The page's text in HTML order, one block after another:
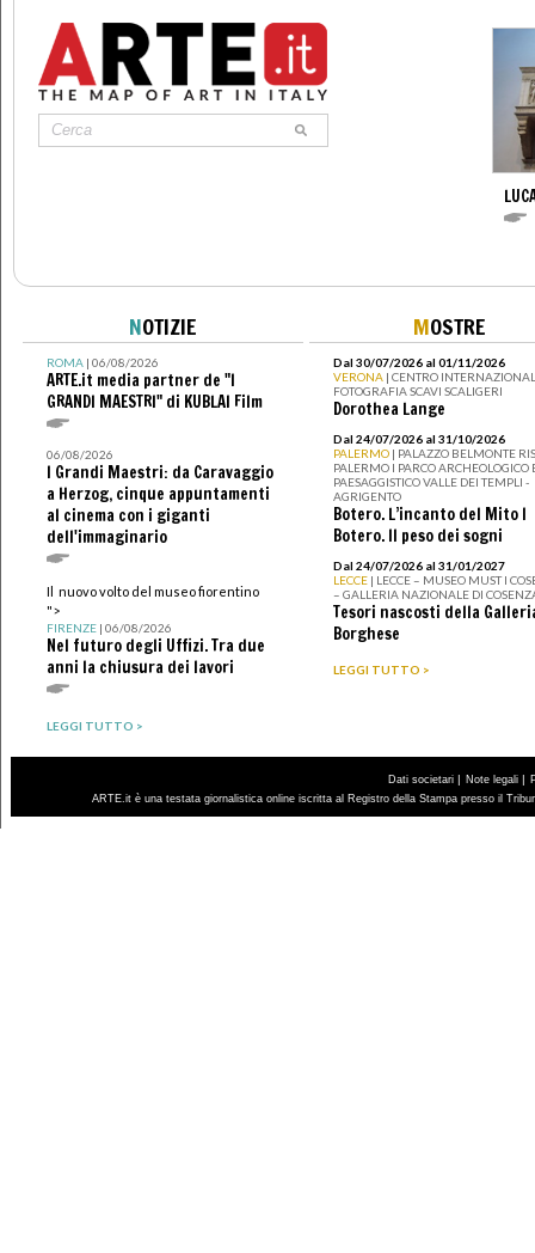
NOTIZIE
ROMA| 06/08/2026
ARTE.it media partner de "I
GRANDI MAESTRI" di KUBLAI Film
06/08/2026
I Grandi Maestri: da Caravaggio
a Herzog, cinque appuntamenti
al cinema con i giganti
dell'immaginario
Il nuovo volto del museo fiorentino
">
FIRENZE| 06/08/2026
Nel futuro degli Uffizi. Tra due
anni la chiusura dei lavori
LEGGI TUTTO >
MOSTRE
Dal 30/07/2026 al 01/11/2026
VERONA | CENTRO
FOTOGRAFIA SCAVI SCALIGERI
Dorothea Lange
Dal 24/07/2026 al 31/10/2026
PALERMO | PALAZZO BELMONTE
PALERMO I PARCO ARCHEOLOGICO
PAESAGGISTICO VALLE DEI TEMPLI -
AGRIGENTO
Botero. L’incanto del Mito I
Botero. Il peso dei sogni
Dal 24/07/2026 al 31/01/2027
LECCE | LECCE – MUSEO MUST I
– GALLERIA NAZIONALE DI
Tesori nascosti della
Borghese
LEGGI TUTTO >
Dati societari | Note legali |
ARTE.it è una testata giornalistica online iscritta al Registro della Stampa presso il